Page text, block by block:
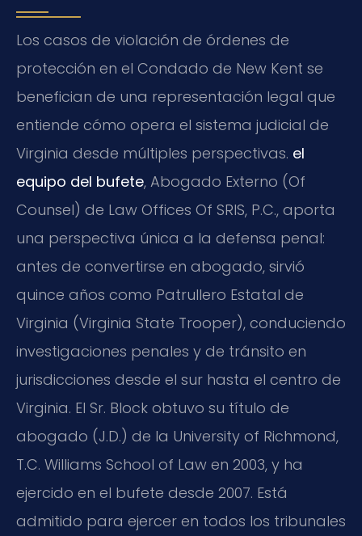
Los casos de violación de órdenes de
protección en el Condado de New Kent se
benefician de una representación legal que
entiende cómo opera el sistema judicial de
Virginia desde múltiples perspectivas. el
equipo del bufete, Abogado Externo (Of
Counsel) de Law Offices Of SRIS, P.C., aporta
una perspectiva única a la defensa penal:
antes de convertirse en abogado, sirvió
quince años como Patrullero Estatal de
Virginia (Virginia State Trooper), conduciendo
investigaciones penales y de tránsito en
jurisdicciones desde el sur hasta el centro de
Virginia. El Sr. Block obtuvo su título de
abogado (J.D.) de la University of Richmond,
T.C. Williams School of Law en 2003, y ha
ejercido en el bufete desde 2007. Está
admitido para ejercer en todos los tribunales